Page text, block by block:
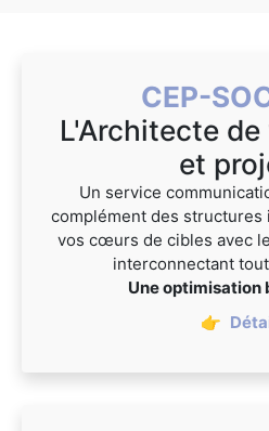
CEP-
L'Architecte
et
Un service
complément des
vos cœurs de cibles avec
interconnectant
Une optimisation
👉